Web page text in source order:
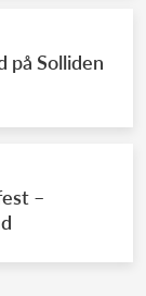
på Solliden
–